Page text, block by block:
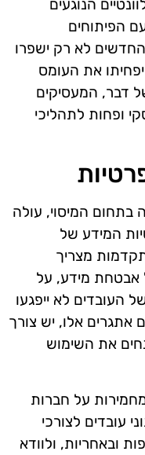
הנוגעים
הפיתוחים
החדשים לא רק ישפרו
את העומס
דבר, המעסיקים
ופחות לתהליכי
המיסוי, עולה
המידע של
מצריך
אבטחת מידע, על
העובדים לא ייפגעו
אתגרים אלו, יש צורך
את השימוש
על חברות
עובדים לצורכי
ובאחריות, ולוודא